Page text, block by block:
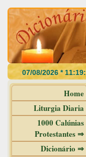
Home
Liturgia Diaria
1000 Calúnias
Protestantes ⇒
Dicionário ⇒